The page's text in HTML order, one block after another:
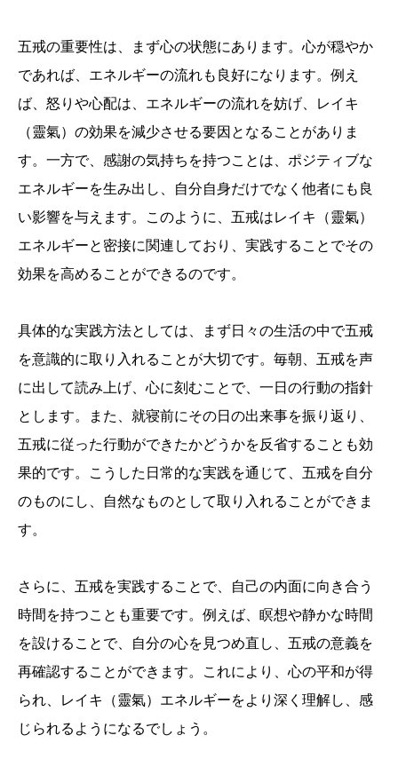
五戒の重要性は、まず心の状態にあります。心が穏やか
であれば、エネルギーの流れも良好になります。例え
ば、怒りや心配は、エネルギーの流れを妨げ、レイキ
（靈氣）の効果を減少させる要因となることがありま
す。一方で、感謝の気持ちを持つことは、ポジティブな
エネルギーを生み出し、自分自身だけでなく他者にも良
い影響を与えます。このように、五戒はレイキ（靈氣）
エネルギーと密接に関連しており、実践することでその
効果を高めることができるのです。
具体的な実践方法としては、まず日々の生活の中で五戒
を意識的に取り入れることが大切です。毎朝、五戒を声
に出して読み上げ、心に刻むことで、一日の行動の指針
とします。また、就寝前にその日の出来事を振り返り、
五戒に従った行動ができたかどうかを反省することも効
果的です。こうした日常的な実践を通じて、五戒を自分
のものにし、自然なものとして取り入れることができま
す。
さらに、五戒を実践することで、自己の内面に向き合う
時間を持つことも重要です。例えば、瞑想や静かな時間
を設けることで、自分の心を見つめ直し、五戒の意義を
再確認することができます。これにより、心の平和が得
られ、レイキ（靈氣）エネルギーをより深く理解し、感
じられるようになるでしょう。